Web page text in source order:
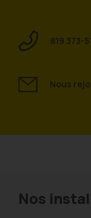
819 373-
Nous
Nos